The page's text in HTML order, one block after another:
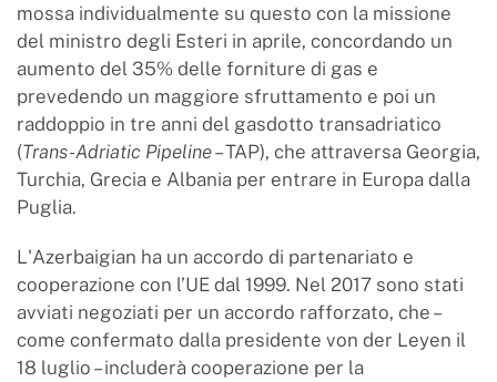
mossa individualmente su questo con la missione
del ministro degli Esteri in aprile, concordando un
aumento del 35% delle forniture di gas e
prevedendo un maggiore sfruttamento e poi un
raddoppio in tre anni del gasdotto transadriatico
(Trans-Adriatic Pipeline– TAP), che attraversa Georgia,
Turchia, Grecia e Albania per entrare in Europa dalla
Puglia.
L'Azerbaigian ha un accordo di partenariato e
cooperazione con l’UE dal 1999. Nel 2017 sono stati
avviati negoziati per un accordo rafforzato, che –
come confermato dalla presidente von der Leyen il
18 luglio – includerà cooperazione per la